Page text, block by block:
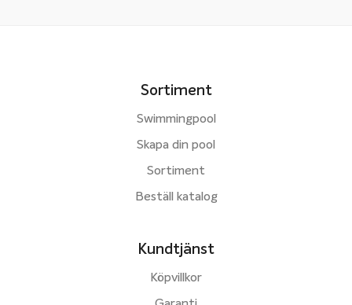
Sortiment
Swimmingpool
Skapa din pool
Sortiment
Beställ katalog
Kundtjänst
Köpvillkor